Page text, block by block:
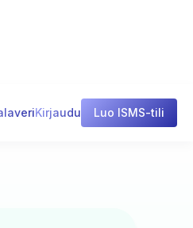
Kirjaudu Luo ISMS-tili